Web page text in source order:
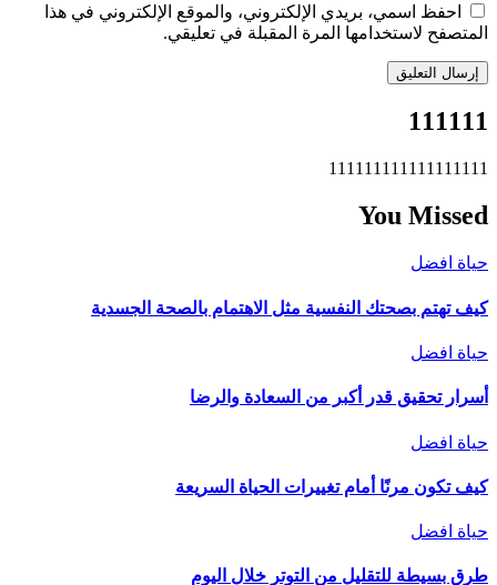
احفظ اسمي، بريدي الإلكتروني، والموقع الإلكتروني في هذا
المتصفح لاستخدامها المرة المقبلة في تعليقي.
111111
111111111111111111
You Missed
حياة افضل
كيف تهتم بصحتك النفسية مثل الاهتمام بالصحة الجسدية
حياة افضل
أسرار تحقيق قدر أكبر من السعادة والرضا
حياة افضل
كيف تكون مرنًا أمام تغييرات الحياة السريعة
حياة افضل
طرق بسيطة للتقليل من التوتر خلال اليوم